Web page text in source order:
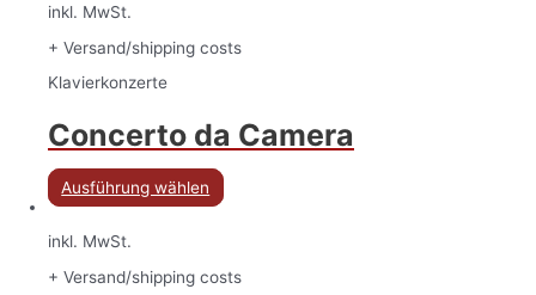
inkl. MwSt.
+ Versand/shipping costs
Klavierkonzerte
Concerto da Camera
Ausführung wählen
inkl. MwSt.
+ Versand/shipping costs